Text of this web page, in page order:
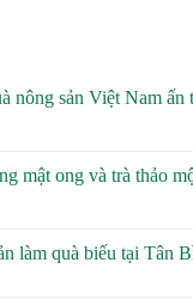
nông sản Việt Nam
mật ong và trà thảo
làm quà biếu tại Tân